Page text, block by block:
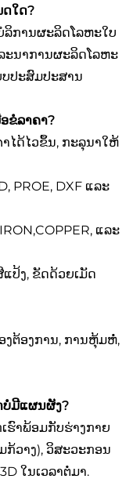
ດໃດ?
ລິການຜະລິດໂລຫະໃບ
ະນາການຜະລິດໂລຫະ
ປະສົມປະສານ
ຂໍລາຄາ?
ໄດ້ໄວຂຶ້ນ, ກະລຸນາໃຫ້
PROE, DXF ແລະ
ແລະ
ປ້ງ, ຂັດດ້ວຍເມັດ
ງຕ້ອງການ, ການຫຸ້ມຫໍ່,
ບໍ່ມີແຜນຜັງ?
ຮົາພ້ອມກັບຮ່າງກາຍ
ກ້ວາງ), ວິສະວະກອນ
ໃນເວລາຕໍ່ມາ.